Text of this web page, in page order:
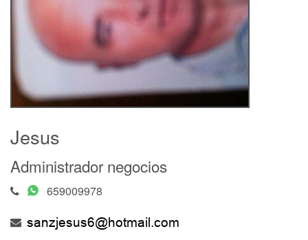
Jesus
Administrador negocios
659009978